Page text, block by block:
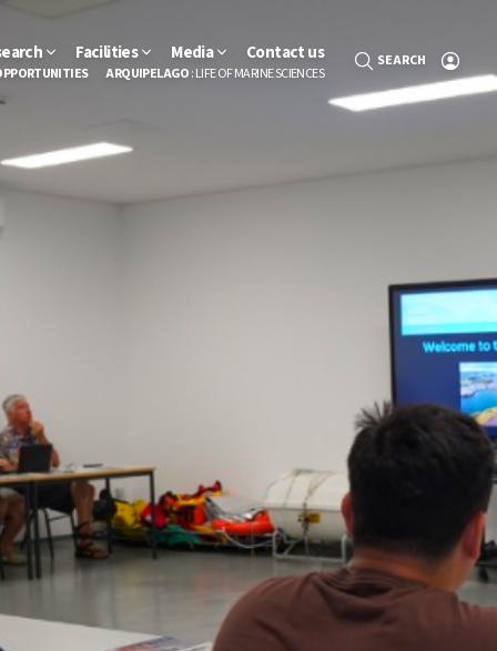
Facilities Media Contact us
ARQUIPELAGO: LIFE OF MARINE SCIENCES
SEARCH